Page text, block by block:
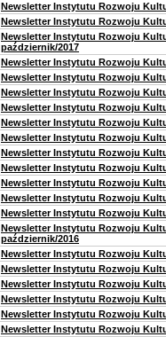
Newsletter Instytutu Rozwoju
Newsletter Instytutu Rozwoju
Newsletter Instytutu Rozwoju
październik/2017
Newsletter Instytutu Rozwoju
Newsletter Instytutu Rozwoju
Newsletter Instytutu Rozwoju
Newsletter Instytutu Rozwoju
Newsletter Instytutu Rozwoju
Newsletter Instytutu Rozwoju
Newsletter Instytutu Rozwoju
Newsletter Instytutu Rozwoju
Newsletter Instytutu Rozwoju
Newsletter Instytutu Rozwoju
Newsletter Instytutu Rozwoju
Newsletter Instytutu Rozwoju
październik/2016
Newsletter Instytutu Rozwoju
Newsletter Instytutu Rozwoju
Newsletter Instytutu Rozwoju
Newsletter Instytutu Rozwoju
Newsletter Instytutu Rozwoju
Newsletter Instytutu Rozwoju